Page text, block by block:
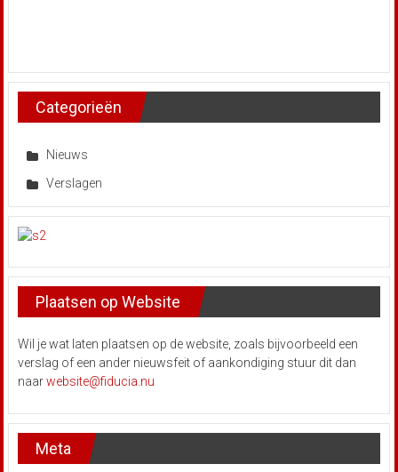
Categorieën
Nieuws
Verslagen
Plaatsen op Website
Wil je wat laten plaatsen op de website, zoals bijvoorbeeld een
verslag of een ander nieuwsfeit of aankondiging stuur dit dan
naarwebsite@fiducia.nu
Meta